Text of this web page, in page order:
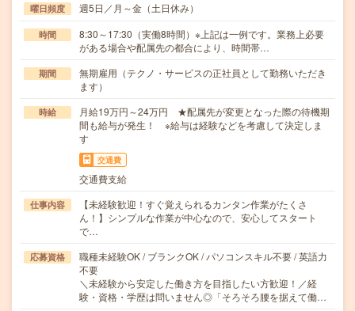
曜日頻度 週5日／月～金（土日休み）
時間
8:30～17:30（実働8時間）※上記は一例です。業務上必要
がある場合や配属先の都合により、時間帯…
期間
無期雇用（テクノ・サービスの正社員として勤務いただき
ます）
時給
月給19万円～24万円 ★配属先が変更となった際の待機期
間も給与が発生！ ※給与は経験などを考慮して決定しま
す
交通費
交通費支給
仕事内容
【未経験歓迎！すぐ覚えられるカンタン作業がたくさ
ん！】シンプルな作業が中心なので、安心してスタート
で…
応募資格
職種未経験OK / ブランクOK / パソコンスキル不要 / 英語力
不要
＼未経験から安定した働き方を目指したい方歓迎！／経
験・資格・学歴は問いません◎「そろそろ腰を据えて働…